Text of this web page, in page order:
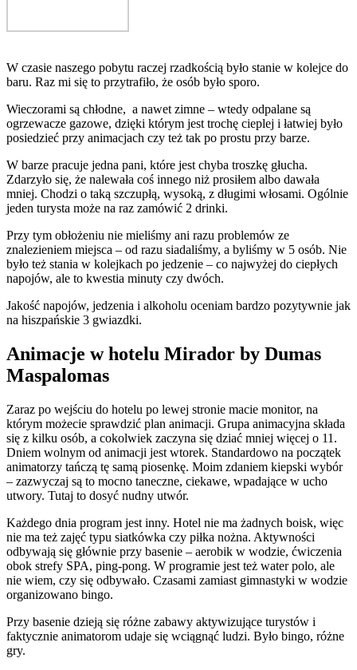
W czasie naszego pobytu raczej rzadkością było stanie w kolejce do
baru. Raz mi się to przytrafiło, że osób było sporo.
Wieczorami są chłodne, a nawet zimne – wtedy odpalane są
ogrzewacze gazowe, dzięki którym jest trochę cieplej i łatwiej było
posiedzieć przy animacjach czy też tak po prostu przy barze.
W barze pracuje jedna pani, które jest chyba troszkę głucha.
Zdarzyło się, że nalewała coś innego niż prosiłem albo dawała
mniej. Chodzi o taką szczupłą, wysoką, z długimi włosami. Ogólnie
jeden turysta może na raz zamówić 2 drinki.
Przy tym obłożeniu nie mieliśmy ani razu problemów ze
znalezieniem miejsca – od razu siadaliśmy, a byliśmy w 5 osób. Nie
było też stania w kolejkach po jedzenie – co najwyżej do ciepłych
napojów, ale to kwestia minuty czy dwóch.
Jakość napojów, jedzenia i alkoholu oceniam bardzo pozytywnie jak
na hiszpańskie 3 gwiazdki.
Animacje w hotelu Mirador by Dumas
Maspalomas
Zaraz po wejściu do hotelu po lewej stronie macie monitor, na
którym możecie sprawdzić plan animacji. Grupa animacyjna składa
się z kilku osób, a cokolwiek zaczyna się dziać mniej więcej o 11.
Dniem wolnym od animacji jest wtorek. Standardowo na początek
animatorzy tańczą tę samą piosenkę. Moim zdaniem kiepski wybór
– zazwyczaj są to mocno taneczne, ciekawe, wpadające w ucho
utwory. Tutaj to dosyć nudny utwór.
Każdego dnia program jest inny. Hotel nie ma żadnych boisk, więc
nie ma też zajęć typu siatkówka czy piłka nożna. Aktywności
odbywają się głównie przy basenie – aerobik w wodzie, ćwiczenia
obok strefy SPA, ping-pong. W programie jest też water polo, ale
nie wiem, czy się odbywało. Czasami zamiast gimnastyki w wodzie
organizowano bingo.
Przy basenie dzieją się różne zabawy aktywizujące turystów i
faktycznie animatorom udaje się wciągnąć ludzi. Było bingo, różne
gry.